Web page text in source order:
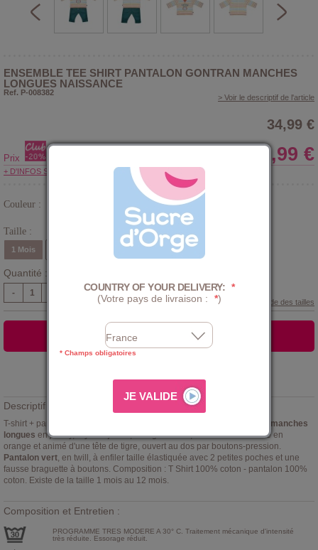
ENSEMBLE TEE SHIRT PANTALON GONTRAN MANCHES
LONGUES NAISSANCE
Ref. P-008382
> Voir le descriptif de l'article
34,99 €
Prix 27,99 €
+ D'INFOS SUR LE CLUB
Couleur :
Taille :
1 Mois 9 Mois 12 Mois
Quantité :
-
Guide des tailles
AJOUTER AU PANIER
Descriptif :
T-shirt + pantalon bébé garçon Sucre d'Orge modèle Gontran.
T-shirt manches
longues en jersey, rayé de jaune, orange et bleu, encolure contrastée en
orange et animé d'une tête de tigre, ouvert au dos par boutons-pression.
Pantalon vert, en twill, à enfiler taille élastiquée avec 2 petites poches et une
fausse braguette à boutons. Composition : T Shirt 100% coton - pantalon 100%
coton. Existe de la taille 1 mois au 12 mois.
Composition et Entretien :
PROGRAMME TRES MODERE A 30° C. Traitement mécanique d'intensité
très réduite. Essorage réduit.
COUNTRY OF YOUR DELIVERY: *
(Votre pays de livraison :
*)
* Champs obligatoires